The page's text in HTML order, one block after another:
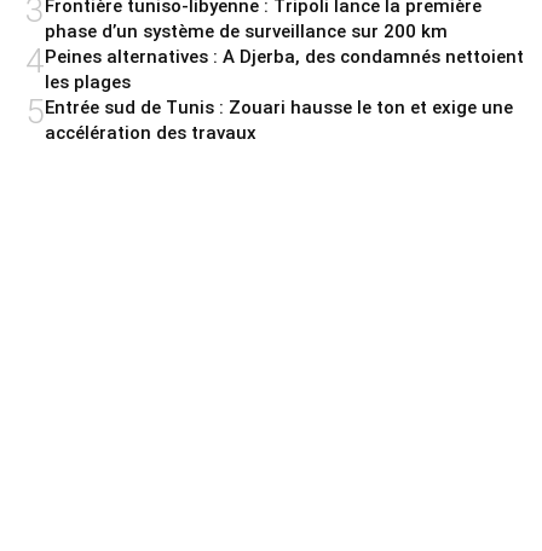
3Frontière tuniso-libyenne : Tripoli lance la première
phase d’un système de surveillance sur 200 km
4Peines alternatives : A Djerba, des condamnés nettoient
les plages
5Entrée sud de Tunis : Zouari hausse le ton et exige une
accélération des travaux